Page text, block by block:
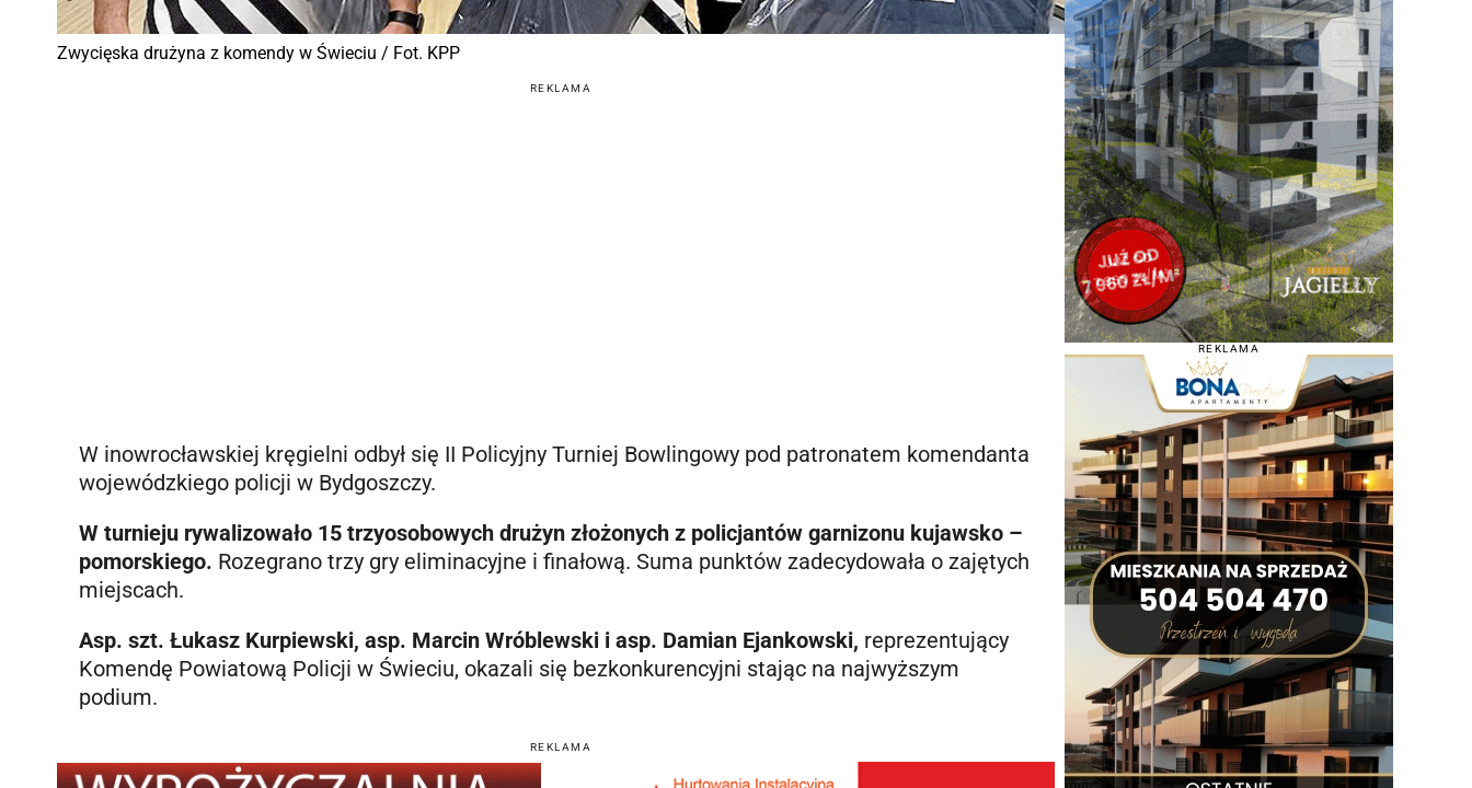
Zwycięska drużyna z komendy w Świeciu / Fot. KPP
REKLAMA
W inowrocławskiej kręgielni odbył się II Policyjny Turniej Bowlingowy pod patronatem komendanta
wojewódzkiego policji w Bydgoszczy.
W turnieju rywalizowało 15 trzyosobowych drużyn złożonych z policjantów garnizonu kujawsko –
pomorskiego. Rozegrano trzy gry eliminacyjne i finałową. Suma punktów zadecydowała o zajętych
miejscach.
Asp. szt. Łukasz Kurpiewski, asp. Marcin Wróblewski i asp. Damian Ejankowski, reprezentujący
Komendę Powiatową Policji w Świeciu, okazali się bezkonkurencyjni stając na najwyższym
podium.
REKLAMA
REKLAMA